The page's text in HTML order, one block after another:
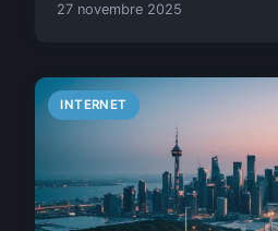
27 novembre 2025
INTERNET